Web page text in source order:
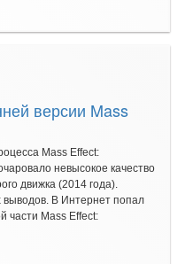
версии Mass
Mass Effect:
невысокое качество
движка (2014 года).
В Интернет попал
части Mass Effect: